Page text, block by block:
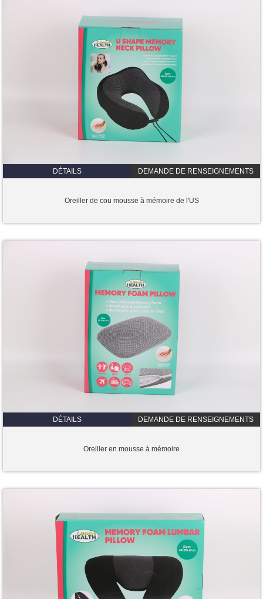
DÉTAILS DEMANDE DE RENSEIGNEMENTS
Oreiller de cou mousse à mémoire de l'US
DÉTAILS DEMANDE DE RENSEIGNEMENTS
Oreiller en mousse à mémoire